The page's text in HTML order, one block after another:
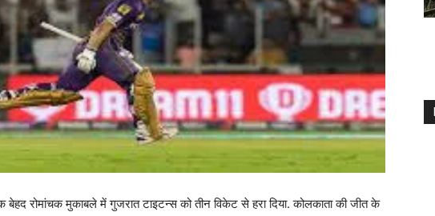
रोमांचक मुकाबले में गुजरात टाइटन्स को तीन विकेट से हरा दिया. कोलकाता की जीत के